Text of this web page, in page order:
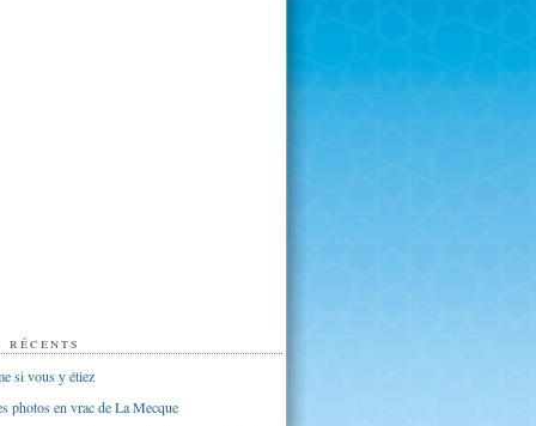
si vous y étiez
photos en vrac de La Mecque